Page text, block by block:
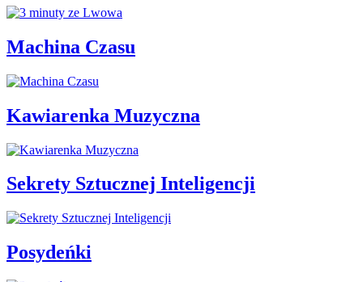
Machina Czasu
Kawiarenka Muzyczna
Sekrety Sztucznej Inteligencji
Posydeńki